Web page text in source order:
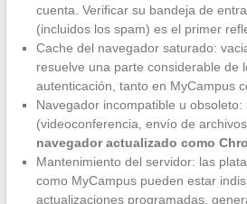
cuenta. Verificar su bandeja de
(incluidos los spam) es el primer
Cache del navegador saturado:
resuelve una parte considerable de
autenticación, tanto en MyCampus
Navegador incompatible u
(videoconferencia, envío de
navegador actualizado como
Mantenimiento del servidor: las
como MyCampus pueden estar
actualizaciones programadas,